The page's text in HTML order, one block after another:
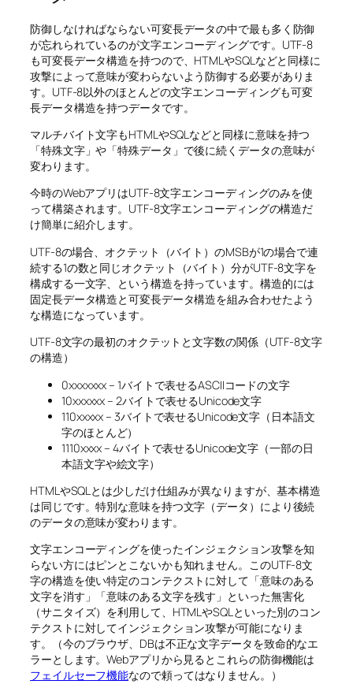
防御しなければならない可変長データの中で最も多く防御
が忘れられているのが文字エンコーディングです。UTF-8
も可変長データ構造を持つので、HTMLやSQLなどと同様に
攻撃によって意味が変わらないよう防御する必要がありま
す。UTF-8以外のほとんどの文字エンコーディングも可変
長データ構造を持つデータです。
マルチバイト文字もHTMLやSQLなどと同様に意味を持つ
「特殊文字」や「特殊データ」で後に続くデータの意味が
変わります。
今時のWebアプリはUTF-8文字エンコーディングのみを使
って構築されます。UTF-8文字エンコーディングの構造だ
け簡単に紹介します。
UTF-8の場合、オクテット（バイト）のMSBが1の場合で連
続する1の数と同じオクテット（バイト）分がUTF-8文字を
構成する一文字、という構造を持っています。構造的には
固定長データ構造と可変長データ構造を組み合わせたよう
な構造になっています。
UTF-8文字の最初のオクテットと文字数の関係（UTF-8文字
の構造）
0xxxxxxx – 1バイトで表せるASCIIコードの文字
10xxxxxx – 2バイトで表せるUnicode文字
110xxxxx – 3バイトで表せるUnicode文字（日本語文
字のほとんど）
1110xxxx – 4バイトで表せるUnicode文字（一部の日
本語文字や絵文字）
HTMLやSQLとは少しだけ仕組みが異なりますが、基本構造
は同じです。特別な意味を持つ文字（データ）により後続
のデータの意味が変わります。
文字エンコーディングを使ったインジェクション攻撃を知
らない方にはピンとこないかも知れません。このUTF-8文
字の構造を使い特定のコンテクストに対して「意味のある
文字を消す」「意味のある文字を残す」といった無害化
（サニタイズ）を利用して、HTMLやSQLといった別のコン
テクストに対してインジェクション攻撃が可能になりま
す。（今のブラウザ、DBは不正な文字データを致命的なエ
ラーとします。Webアプリから見るとこれらの防御機能は
フェイルセーフ機能なので頼ってはなりません。）